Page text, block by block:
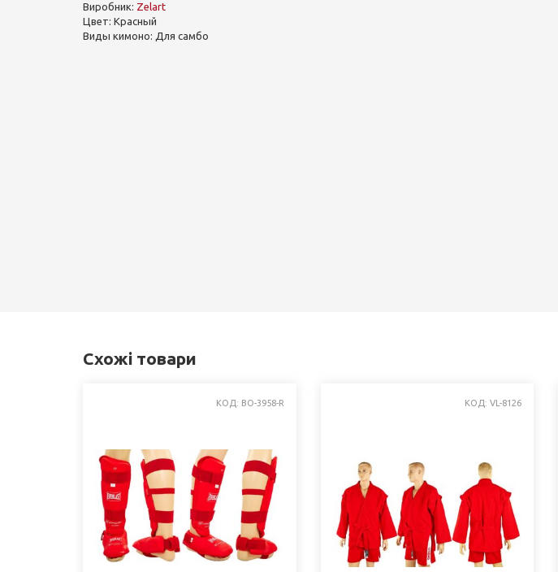
Виробник: Zelart
Цвет: Красный
Виды кимоно: Для самбо
Схожі товари
КОД: BO-3958-R КОД: VL-8126